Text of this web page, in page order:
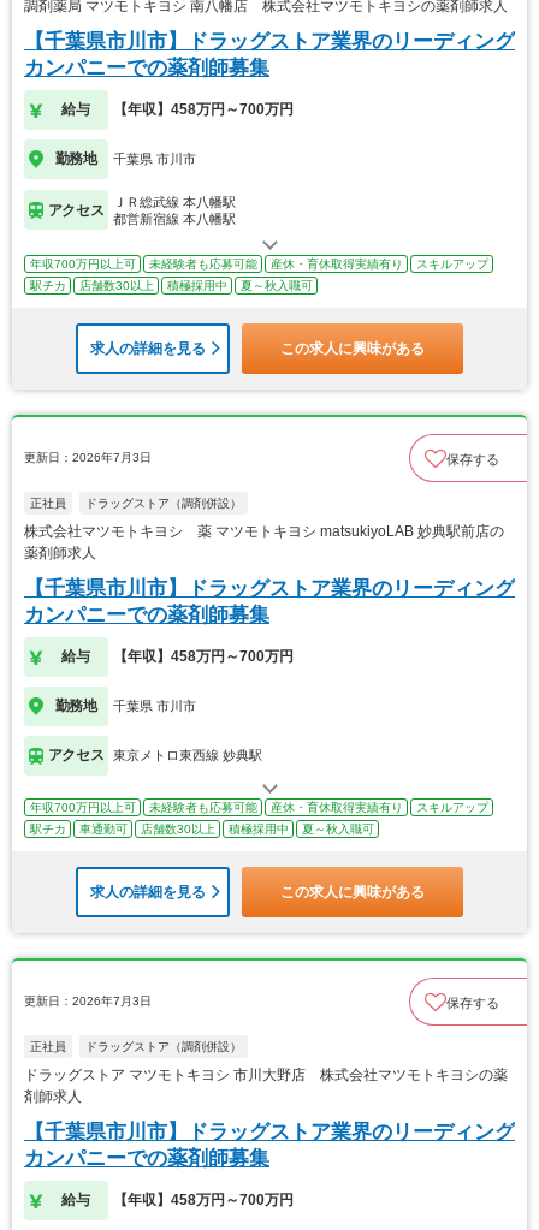
調剤薬局 マツモトキヨシ 南八幡店 株式会社マツモトキヨシの薬剤師求人
【千葉県市川市】ドラッグストア業界のリーディング
カンパニーでの薬剤師募集
給与 【年収】458万円～700万円
勤務地 千葉県 市川市
アクセス
ＪＲ総武線 本八幡駅
都営新宿線 本八幡駅
年収700万円以上可 未経験者も応募可能 産休・育休取得実績有り
スキルアップ
駅チカ
店舗数30以上 積極採用中 夏～秋入職可
求人の詳細を見る この求人に興味がある
更新日：2026年7月3日 保存する
正社員 ドラッグストア（調剤併設）
株式会社マツモトキヨシ 薬 マツモトキヨシ matsukiyoLAB 妙典駅前店の
薬剤師求人
【千葉県市川市】ドラッグストア業界のリーディング
カンパニーでの薬剤師募集
給与 【年収】458万円～700万円
勤務地 千葉県 市川市
アクセス 東京メトロ東西線 妙典駅
年収700万円以上可 未経験者も応募可能 産休・育休取得実績有り
スキルアップ
駅チカ
車通勤可 店舗数30以上 積極採用中 夏～秋入職可
求人の詳細を見る この求人に興味がある
更新日：2026年7月3日 保存する
正社員 ドラッグストア（調剤併設）
ドラッグストア マツモトキヨシ 市川大野店 株式会社マツモトキヨシの薬
剤師求人
【千葉県市川市】ドラッグストア業界のリーディング
カンパニーでの薬剤師募集
給与 【年収】458万円～700万円